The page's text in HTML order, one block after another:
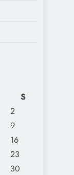
S
2
9
16
23
30